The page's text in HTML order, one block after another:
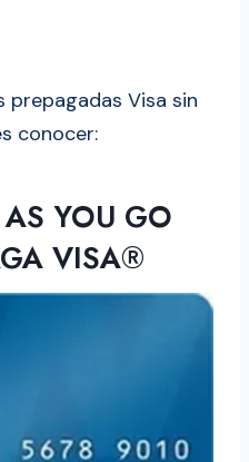
las tarjetas
frecuentes sobre
Visa sin
conocer:
YOU GO
VISA®